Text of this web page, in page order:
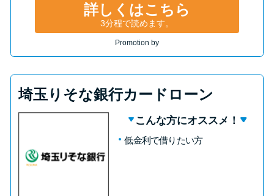
詳しくはこちら
3分程で読めます。
Promotion by
埼玉りそな銀行カードローン
こんな方にオススメ！
低金利で借りたい方